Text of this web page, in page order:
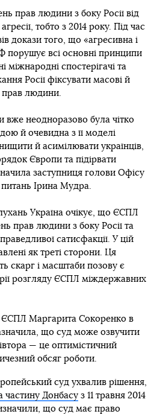
прав людини з боку Росії від
тобто з 2014 року. Під час
докази того, що «агресивна і
порушує всі основні принципи
міжнародні спостерігачі та
Росії фіксувати масові й
прав людини.
вже неодноразово була чітко
й очевидна з її моделі
й асимілювати українців,
Європи та підірвати
заступниця голови Офісу
Ірина Мудра.
Україна очікує, що ЄСПЛ
прав людини з боку Росії та
сатисфакції. У цій
як треті сторони. Ця
скарг і масштаби позову є
розгляду ЄСПЛ міждержавних
ЄСПЛ Маргарита Сокоренко в
що суд може озвучити
— це оптимістичний
обсяг роботи.
суд ухвалив рішення,
частину Донбасуз 11 травня 2014
що суд має право